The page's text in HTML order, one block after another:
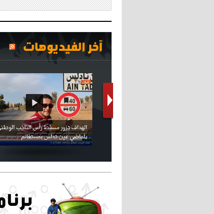
آخر الفيديوهات
كريستيانو كاد يصاب على مستوى كتفه
بسبب سيلفي